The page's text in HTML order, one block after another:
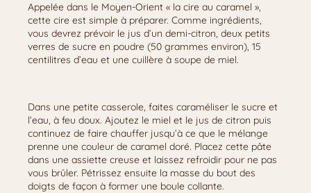
Appelée dans le Moyen-Orient « la cire au caramel »,
cette cire est simple à préparer. Comme ingrédients,
vous devrez prévoir le jus d’un demi-citron, deux petits
verres de sucre en poudre (50 grammes environ), 15
centilitres d’eau et une cuillère à soupe de miel.
Dans une petite casserole, faites caraméliser le sucre et
l’eau, à feu doux. Ajoutez le miel et le jus de citron puis
continuez de faire chauffer jusqu’à ce que le mélange
prenne une couleur de caramel doré. Placez cette pâte
dans une assiette creuse et laissez refroidir pour ne pas
vous brûler. Pétrissez ensuite la masse du bout des
doigts de façon à former une boule collante.